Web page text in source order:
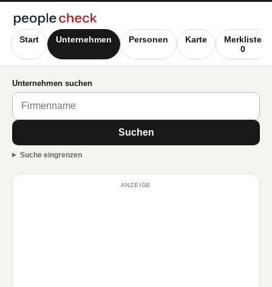
Start Unternehmen Personen Karte
Merkliste
0
Unternehmen suchen
Suchen
Suche eingrenzen
ANZEIGE